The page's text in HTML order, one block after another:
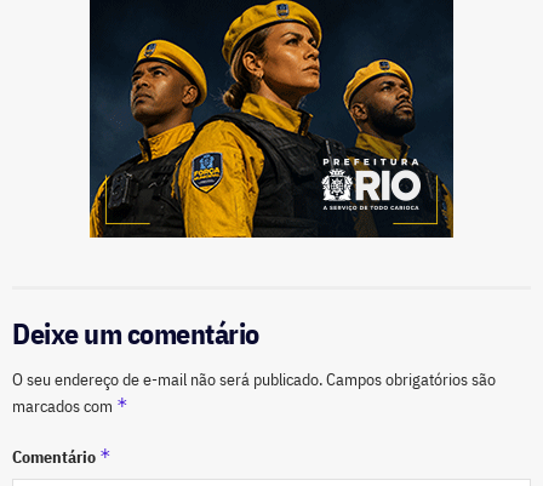
Deixe um comentário
O seu endereço de e-mail não será publicado.Campos obrigatórios são
marcados com *
Comentário *